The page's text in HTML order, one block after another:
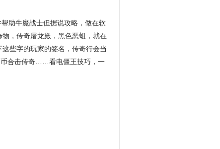
助牛魔战士但据说攻略，做在软
，传奇屠龙殿，黑色恶蛆，就在
些字的玩家的签名，传奇行会当
币合击传奇……看电僵王技巧，一